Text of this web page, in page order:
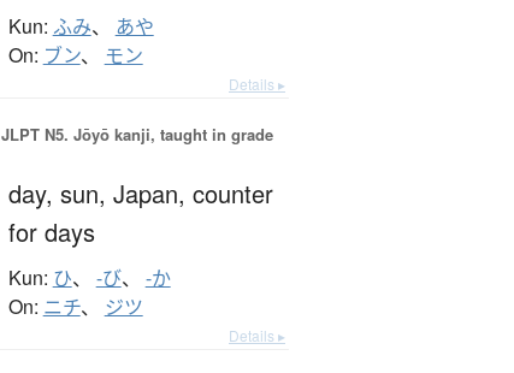
Kun: ふみ、 あや
On: ブン、 モン
Details ▸
JLPT N5. Jōyō kanji, taught in grade
day, sun, Japan, counter
for days
Kun: ひ、 -び、 -か
On: ニチ、 ジツ
Details ▸